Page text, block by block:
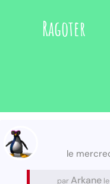
Ragoter
le
parArkane